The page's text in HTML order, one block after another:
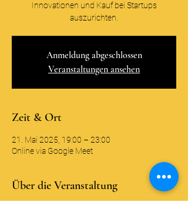
Innovationen und Kauf bei Startups
auszurichten.
Anmeldung abgeschlossen
Veranstaltungen ansehen
Zeit & Ort
21. Mai 2025, 19:00 – 23:00
Online via Google Meet
Über die Veranstaltung